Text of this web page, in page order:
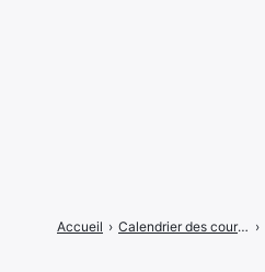
Accueil › Calendrier des courses ›